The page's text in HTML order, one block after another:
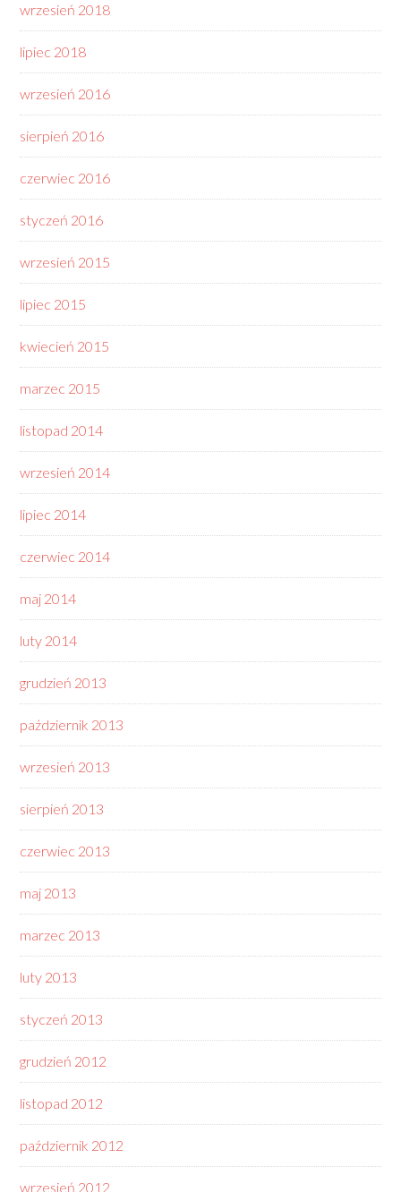
wrzesień 2018
lipiec 2018
wrzesień 2016
sierpień 2016
czerwiec 2016
styczeń 2016
wrzesień 2015
lipiec 2015
kwiecień 2015
marzec 2015
listopad 2014
wrzesień 2014
lipiec 2014
czerwiec 2014
maj 2014
luty 2014
grudzień 2013
październik 2013
wrzesień 2013
sierpień 2013
czerwiec 2013
maj 2013
marzec 2013
luty 2013
styczeń 2013
grudzień 2012
listopad 2012
październik 2012
wrzesień 2012